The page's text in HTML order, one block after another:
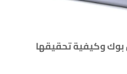
وكيفية تحقيقها